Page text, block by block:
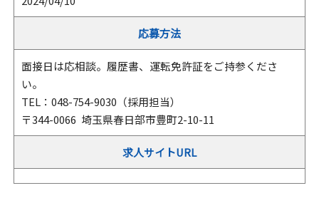
応募方法
面接日は応相談。履歴書、運転免許証をご持参くださ
い。
TEL：048-754-9030（採用担当）
〒344-0066 埼玉県春日部市豊町2-10-11
求人サイトURL